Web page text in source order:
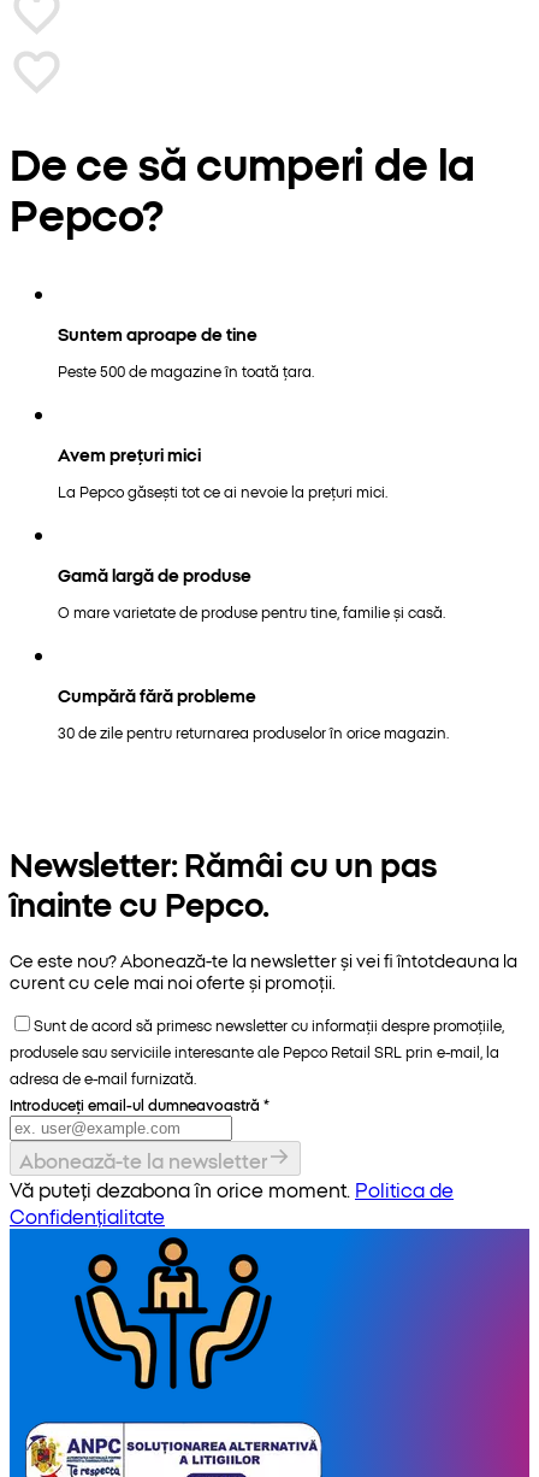
De ce să cumperi de la
Pepco?
Suntem aproape de tine
Peste 500 de magazine în toată țara.
Avem prețuri mici
La Pepco găsești tot ce ai nevoie la prețuri mici.
Gamă largă de produse
O mare varietate de produse pentru tine, familie și casă.
Cumpără fără probleme
30 de zile pentru returnarea produselor în orice magazin.
Newsletter: Rămâi cu un pas
înainte cu Pepco.
Ce este nou? Abonează-te la newsletter și vei fi întotdeauna la
curent cu cele mai noi oferte și promoții.
Sunt de acord să primesc newsletter cu informații despre promoțiile,
produsele sau serviciile interesante ale Pepco Retail SRL prin e-mail, la
adresa de e-mail furnizată.
Introduceți email-ul dumneavoastră *
Abonează-te la newsletter
Vă puteți dezabona în orice moment. Politica de
Confidențialitate